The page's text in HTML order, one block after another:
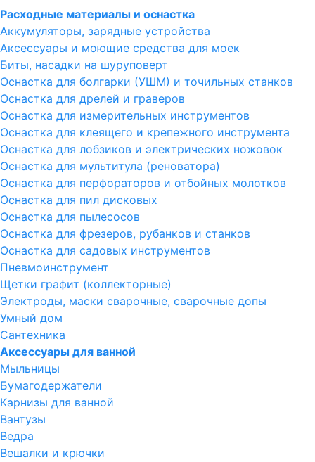
Расходные материалы и оснастка
Аккумуляторы, зарядные устройства
Аксессуары и моющие средства для моек
Биты, насадки на шуруповерт
Оснастка для болгарки (УШМ) и точильных станков
Оснастка для дрелей и граверов
Оснастка для измерительных инструментов
Оснастка для клеящего и крепежного инструмента
Оснастка для лобзиков и электрических ножовок
Оснастка для мультитула (реноватора)
Оснастка для перфораторов и отбойных молотков
Оснастка для пил дисковых
Оснастка для пылесосов
Оснастка для фрезеров, рубанков и станков
Оснастка для садовых инструментов
Пневмоинструмент
Щетки графит (коллекторные)
Электроды, маски сварочные, сварочные допы
Умный дом
Сантехника
Аксессуары для ванной
Мыльницы
Бумагодержатели
Карнизы для ванной
Вантузы
Ведра
Вешалки и крючки